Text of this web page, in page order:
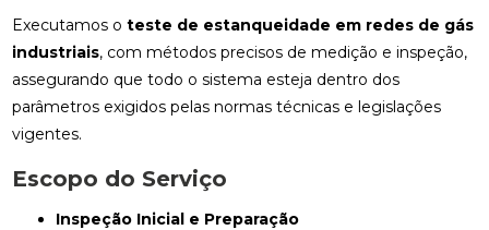
Executamos oteste de estanqueidade em redes de gás
industriais, com métodos precisos de medição e inspeção,
assegurando que todo o sistema esteja dentro dos
parâmetros exigidos pelas normas técnicas e legislações
vigentes.
Escopo do Serviço
Inspeção Inicial e Preparação